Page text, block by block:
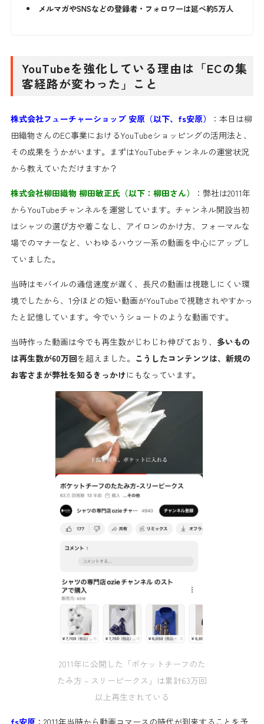
メルマガやSNSなどの登録者・フォロワーは延べ約5万人
YouTubeを強化している理由は「ECの集
客経路が変わった」こと
株式会社フューチャーショップ 安原（以下、fs安原）
：本日は柳
田織物さんのEC事業におけるYouTubeショッピングの活用法と、
その成果をうかがいます。まずはYouTubeチャンネルの運営状況
から教えていただけますか？
株式会社柳田織物 柳田敏正氏（以下：柳田さん）
：弊社は2011年
からYouTubeチャンネルを運営しています。チャンネル開設当初
はシャツの選び方や着こなし、アイロンのかけ方、フォーマルな
場でのマナーなど、いわゆるハウツー系の動画を中心にアップし
ていました。
当時はモバイルの通信速度が遅く、長尺の動画は視聴しにくい環
境でしたから、1分ほどの短い動画がYouTubeで視聴されやすかっ
たと記憶しています。今でいうショートのような動画です。
当時作った動画は今でも再生数がじわじわ伸びており、 多いもの
は再生数が60万回を超えました。 こうしたコンテンツは、新規の
お客さまが弊社を知るきっかけにもなっています。
2011年に公開した「ポケットチーフのた
たみ方 – スリーピークス」は累計63万回
以上再生されている
fs安原：2011年当時から動画コマースの時代が到来することを予